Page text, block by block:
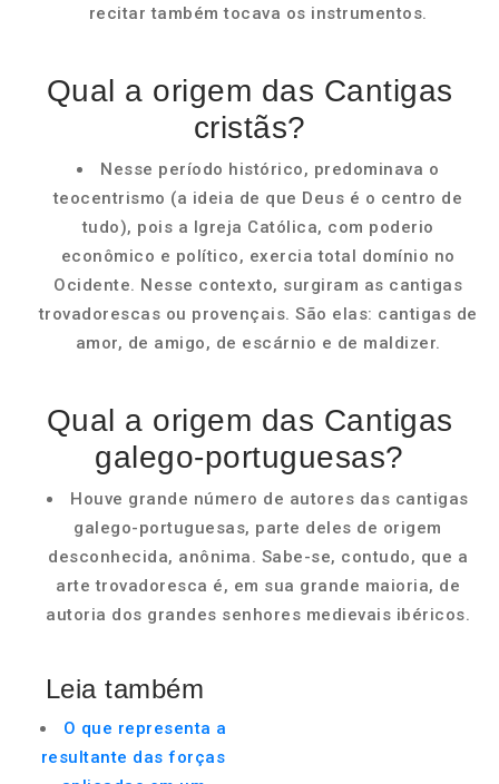
recitar também tocava os instrumentos.
Qual a origem das Cantigas
cristãs?
Nesse período histórico, predominava o
teocentrismo (a ideia de que Deus é o centro de
tudo), pois a Igreja Católica, com poderio
econômico e político, exercia total domínio no
Ocidente. Nesse contexto, surgiram as cantigas
trovadorescas ou provençais. São elas: cantigas de
amor, de amigo, de escárnio e de maldizer.
Qual a origem das Cantigas
galego-portuguesas?
Houve grande número de autores das cantigas
galego-portuguesas, parte deles de origem
desconhecida, anônima. Sabe-se, contudo, que a
arte trovadoresca é, em sua grande maioria, de
autoria dos grandes senhores medievais ibéricos.
Leia também
O que representa a
resultante das forças